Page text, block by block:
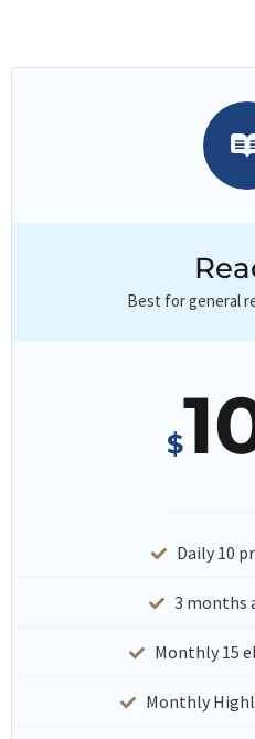
Best for general
$
Daily 10
3 months
Monthly 15
Monthly